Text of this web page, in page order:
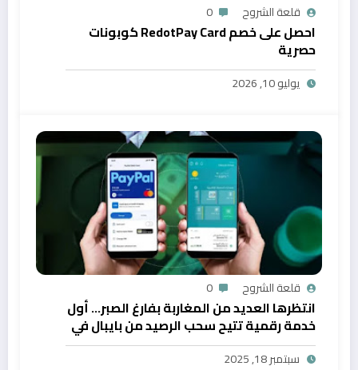
قلعة الشروح 0
احصل على خصم RedotPay Card كوبونات
حصرية
يوليو 10, 2026
قلعة الشروح 0
انتظرها العديد من المغاربة بفارغ الصبر… أول
خدمة رقمية تتيح سحب الرصيد من بايبال في
المغرب
سبتمبر 18, 2025